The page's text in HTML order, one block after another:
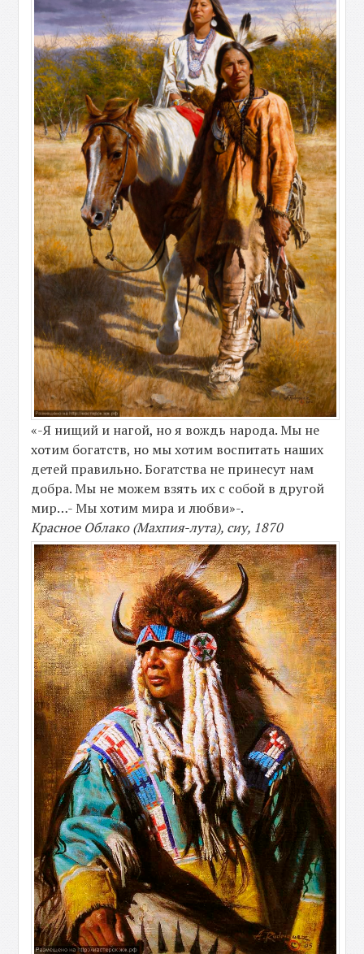
«-Я нищий и нагой, но я вождь народа. Мы не
хотим богатств, но мы хотим воспитать наших
детей правильно. Богатства не принесут нам
добра. Мы не можем взять их с собой в другой
мир…- Мы хотим мира и любви»-.
Красное Облако (Махпия-лута), сиу, 1870